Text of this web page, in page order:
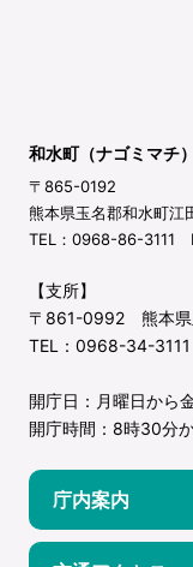
和水町（ナゴミマチ）
〒865-0192
熊本県玉名郡和水町江
TEL：0968-86-3111
【支所】
〒861-0992 熊本県
TEL：0968-34-3111
開庁日：月曜日から
開庁時間：8時30分
庁内案内